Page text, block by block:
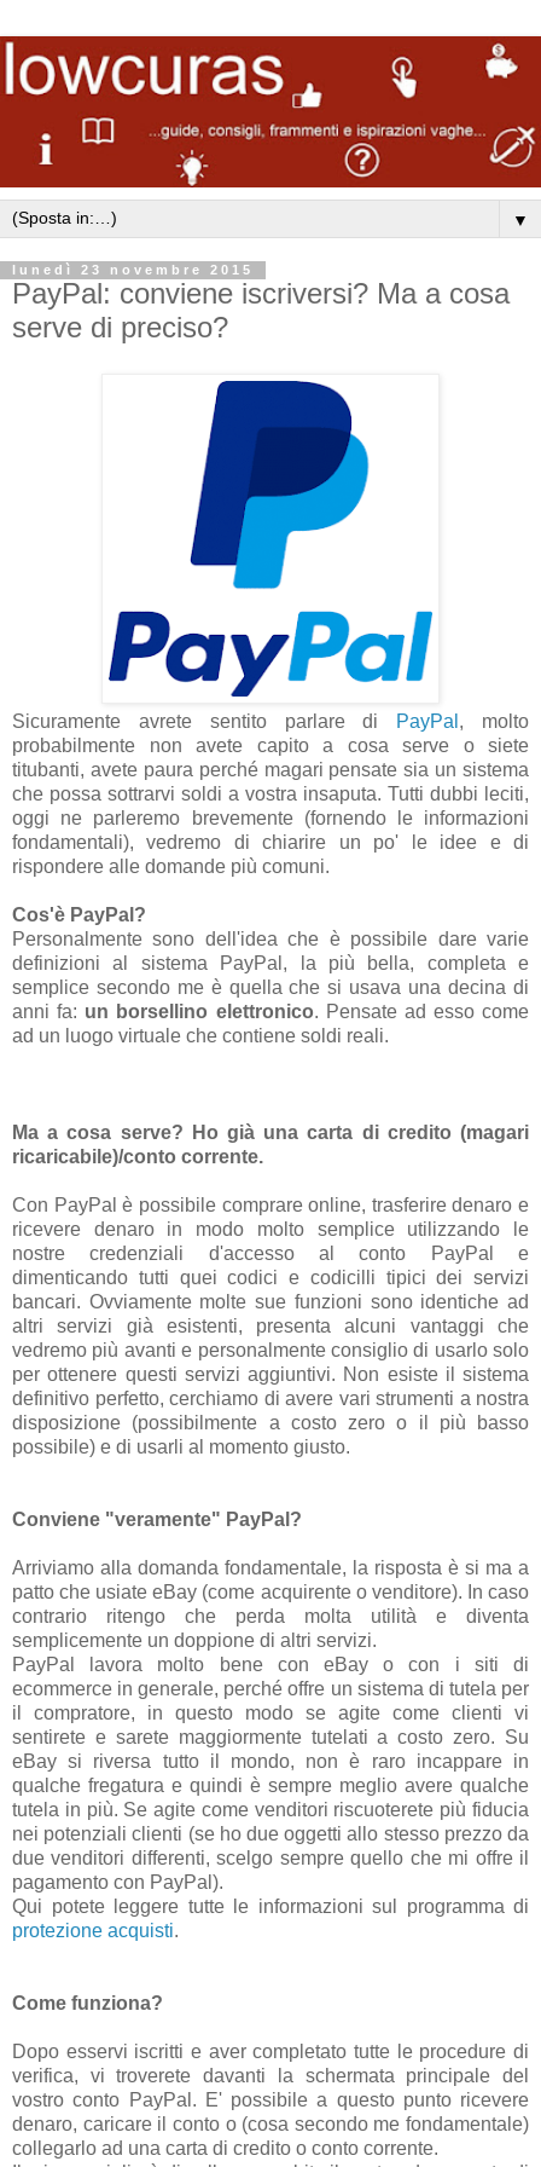
▼
lunedì 23 novembre 2015
PayPal: conviene iscriversi? Ma a cosa
serve di preciso?
Sicuramente avrete sentito parlare di PayPal , molto
probabilmente non avete capito a cosa serve o siete
titubanti, avete paura perché magari pensate sia un sistema
che possa sottrarvi soldi a vostra insaputa. Tutti dubbi leciti,
oggi ne parleremo brevemente (fornendo le informazioni
fondamentali), vedremo di chiarire un po' le idee e di
rispondere alle domande più comuni.
Cos'è PayPal?
Personalmente sono dell'idea che è possibile dare varie
definizioni al sistema PayPal, la più bella, completa e
semplice secondo me è quella che si usava una decina di
anni fa: un borsellino elettronico. Pensate ad esso come
ad un luogo virtuale che contiene soldi reali.
Ma a cosa serve? Ho già una carta di credito (magari
ricaricabile)/conto corrente.
Con PayPal è possibile comprare online, trasferire denaro e
ricevere denaro in modo molto semplice utilizzando le
nostre credenziali d'accesso al conto PayPal e
dimenticando tutti quei codici e codicilli tipici dei servizi
bancari. Ovviamente molte sue funzioni sono identiche ad
altri servizi già esistenti, presenta alcuni vantaggi che
vedremo più avanti e personalmente consiglio di usarlo solo
per ottenere questi servizi aggiuntivi. Non esiste il sistema
definitivo perfetto, cerchiamo di avere vari strumenti a nostra
disposizione (possibilmente a costo zero o il più basso
possibile) e di usarli al momento giusto.
Conviene "veramente" PayPal?
Arriviamo alla domanda fondamentale, la risposta è si ma a
patto che usiate eBay (come acquirente o venditore). In caso
contrario ritengo che perda molta utilità e diventa
semplicemente un doppione di altri servizi.
PayPal lavora molto bene con eBay o con i siti di
ecommerce in generale, perché offre un sistema di tutela per
il compratore, in questo modo se agite come clienti vi
sentirete e sarete maggiormente tutelati a costo zero. Su
eBay si riversa tutto il mondo, non è raro incappare in
qualche fregatura e quindi è sempre meglio avere qualche
tutela in più. Se agite come venditori riscuoterete più fiducia
nei potenziali clienti (se ho due oggetti allo stesso prezzo da
due venditori differenti, scelgo sempre quello che mi offre il
pagamento con PayPal).
Qui potete leggere tutte le informazioni sul programma di
protezione acquisti.
Come funziona?
Dopo esservi iscritti e aver completato tutte le procedure di
verifica, vi troverete davanti la schermata principale del
vostro conto PayPal. E' possibile a questo punto ricevere
denaro, caricare il conto o (cosa secondo me fondamentale)
collegarlo ad una carta di credito o conto corrente.